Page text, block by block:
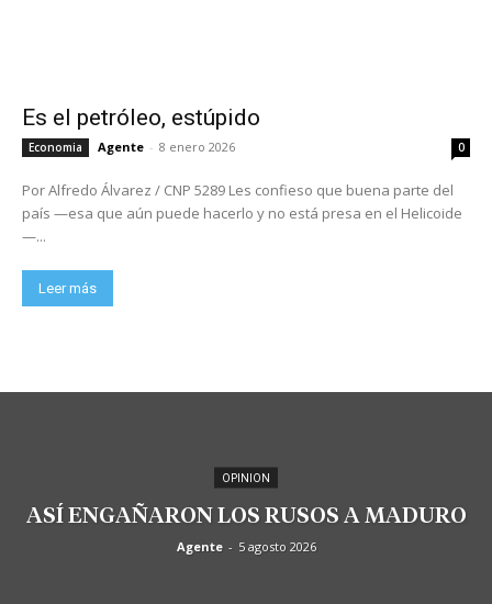
Es el petróleo, estúpido
Economia Agente - 8 enero 2026 0
Por Alfredo Álvarez / CNP 5289 Les confieso que buena parte del
país —esa que aún puede hacerlo y no está presa en el Helicoide
—...
Leer más
OPINION
ASÍ ENGAÑARON LOS RUSOS A MADURO
Agente - 5 agosto 2026